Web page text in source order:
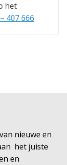
het
407 666
nieuwe en
het juiste
en